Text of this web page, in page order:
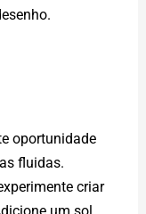
oportunidade
fluidas.
criar